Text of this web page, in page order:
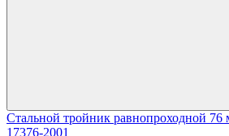
Стальной тройник равнопроходной
17376-2001